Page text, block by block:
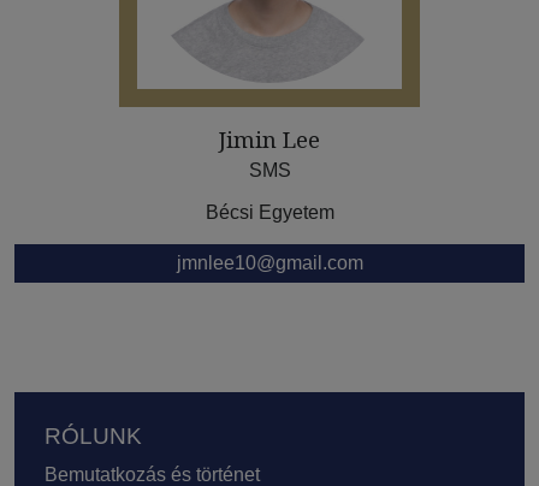
Jimin Lee
SMS
Bécsi Egyetem
jmnlee10@gmail.com
Lábléc
RÓLUNK
Bemutatkozás és történet